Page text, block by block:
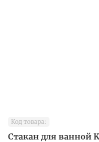
Код товара:
Стакан для ванной